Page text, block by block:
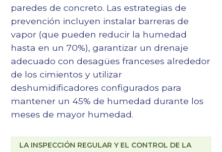
paredes de concreto. Las estrategias de
prevención incluyen instalar barreras de
vapor (que pueden reducir la humedad
hasta en un 70%), garantizar un drenaje
adecuado con desagües franceses alrededor
de los cimientos y utilizar
deshumidificadores configurados para
mantener un 45% de humedad durante los
meses de mayor humedad.
LA INSPECCIÓN REGULAR Y EL CONTROL DE LA